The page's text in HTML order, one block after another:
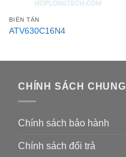
BIẾN TẦN
ATV630C16N4
CHÍNH SÁCH CHUNG
Chính sách bảo hành
Chính sách đổi trả